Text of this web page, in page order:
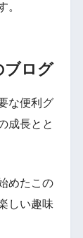
。
ブログ
な便利グ
成長とと
めたこの
しい趣味